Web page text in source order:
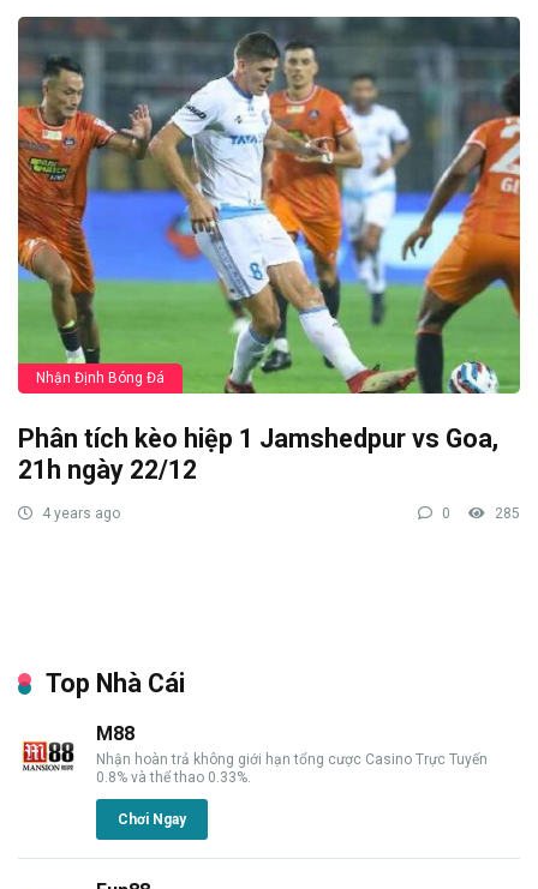
Nhận Định Bóng Đá
Phân tích kèo hiệp 1 Jamshedpur vs Goa,
21h ngày 22/12
4 years ago 0 285
Top Nhà Cái
M88
Nhận hoàn trả không giới hạn tổng cược Casino Trực Tuyến
0.8% và thể thao 0.33%.
Chơi Ngay